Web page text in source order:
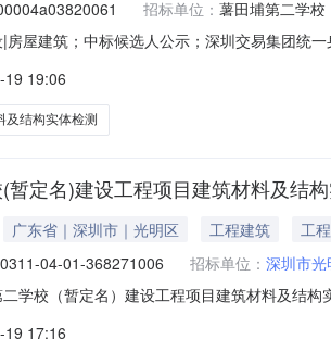
招标单位： 薯田埔第二学校
房屋建筑；中标候选人公示；深圳交易集团统
公示结束时间：2025-09-
19:06
及结构实体检测
暂定名)建设工程项目建筑材料及结
广东省｜深圳市｜光明区 工程建筑
工程
04-01-368271006 招标单位： 深圳市
学校（暂定名）建设工程项目建筑材料及结
位：深圳市光明区建筑工务署定标方法：直
17:16